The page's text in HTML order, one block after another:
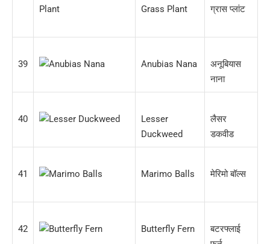
Grass Plant
ग्रास प्लांट
39 Anubias Nana
अनूबियास
नाना
40
Lesser
Duckweed
लैसर
डकवीड
41 Marimo Balls मेरिमो बॉल्स
42 Butterfly Fern
बटरफ्लाई